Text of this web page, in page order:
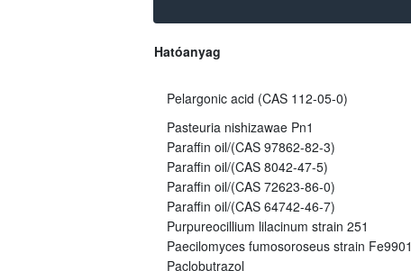
Hatóanyag
Pelargonic acid (CAS 112-05-0)
Pasteuria nishizawae Pn1
Paraffin oil/(CAS 97862-82-3)
Paraffin oil/(CAS 8042-47-5)
Paraffin oil/(CAS 72623-86-0)
Paraffin oil/(CAS 64742-46-7)
Purpureocillium lilacinum strain 251
Paecilomyces fumosoroseus strain Fe9901
Paclobutrazol